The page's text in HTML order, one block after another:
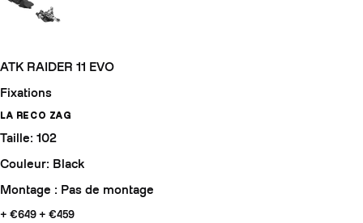
ATK RAIDER 11 EVO
Fixations
LA RECO ZAG
Taille: 102
Couleur: Black
Montage : Pas de montage
+ €649 + €459